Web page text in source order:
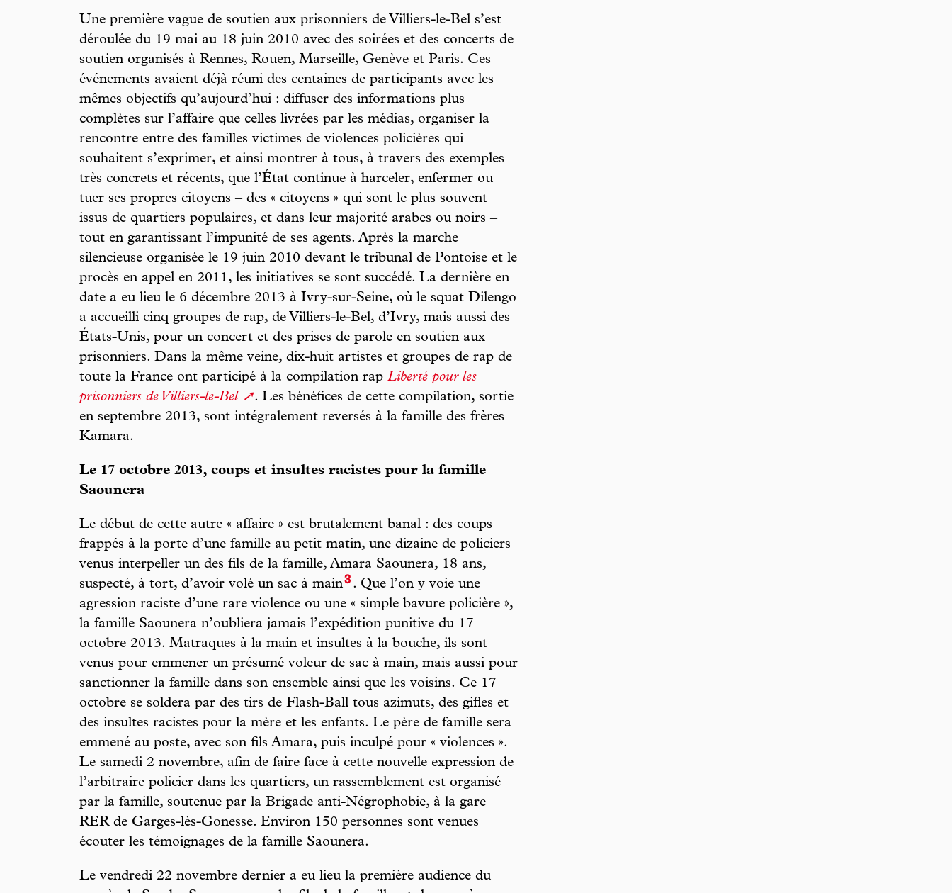
Une première vague de soutien aux prisonniers de Villiers-le-Bel s’est
déroulée du 19 mai au 18 juin 2010 avec des soirées et des concerts de
soutien organisés à Rennes, Rouen, Marseille, Genève et Paris. Ces
événements avaient déjà réuni des centaines de participants avec les
mêmes objectifs qu’aujourd’hui : diffuser des informations plus
complètes sur l’affaire que celles livrées par les médias, organiser la
rencontre entre des familles victimes de violences policières qui
souhaitent s’exprimer, et ainsi montrer à tous, à travers des exemples
très concrets et récents, que l’État continue à harceler, enfermer ou
tuer ses propres citoyens – des « citoyens » qui sont le plus souvent
issus de quartiers populaires, et dans leur majorité arabes ou noirs –
tout en garantissant l’impunité de ses agents. Après la marche
silencieuse organisée le 19 juin 2010 devant le tribunal de Pontoise et le
procès en appel en 2011, les initiatives se sont succédé. La dernière en
date a eu lieu le 6 décembre 2013 à Ivry-sur-Seine, où le squat Dilengo
a accueilli cinq groupes de rap, de Villiers-le-Bel, d’Ivry, mais aussi des
États-Unis, pour un concert et des prises de parole en soutien aux
prisonniers. Dans la même veine, dix-huit artistes et groupes de rap de
toute la France ont participé à la compilation rap Liberté pour les
prisonniers de Villiers-le-Bel
. Les bénéfices de cette compilation, sortie
en septembre 2013, sont intégralement reversés à la famille des frères
Kamara.
Le 17 octobre 2013, coups et insultes racistes pour la famille
Saounera
Le début de cette autre « affaire » est brutalement banal : des coups
frappés à la porte d’une famille au petit matin, une dizaine de policiers
venus interpeller un des fils de la famille, Amara Saounera, 18 ans,
suspecté, à tort, d’avoir volé un sac à main3 . Que l’on y voie une
agression raciste d’une rare violence ou une « simple bavure policière »,
la famille Saounera n’oubliera jamais l’expédition punitive du 17
octobre 2013. Matraques à la main et insultes à la bouche, ils sont
venus pour emmener un présumé voleur de sac à main, mais aussi pour
sanctionner la famille dans son ensemble ainsi que les voisins. Ce 17
octobre se soldera par des tirs de Flash-Ball tous azimuts, des gifles et
des insultes racistes pour la mère et les enfants. Le père de famille sera
emmené au poste, avec son fils Amara, puis inculpé pour « violences ».
Le samedi 2 novembre, afin de faire face à cette nouvelle expression de
l’arbitraire policier dans les quartiers, un rassemblement est organisé
par la famille, soutenue par la Brigade anti-Négrophobie, à la gare
RER de Garges-lès-Gonesse. Environ 150 personnes sont venues
écouter les témoignages de la famille Saounera.
Le vendredi 22 novembre dernier a eu lieu la première audience du